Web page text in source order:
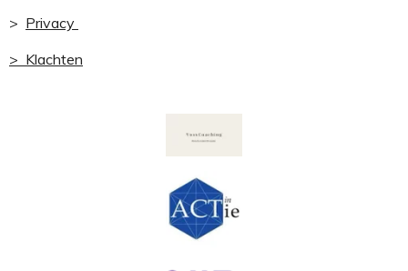
> Privacy
> Klachten